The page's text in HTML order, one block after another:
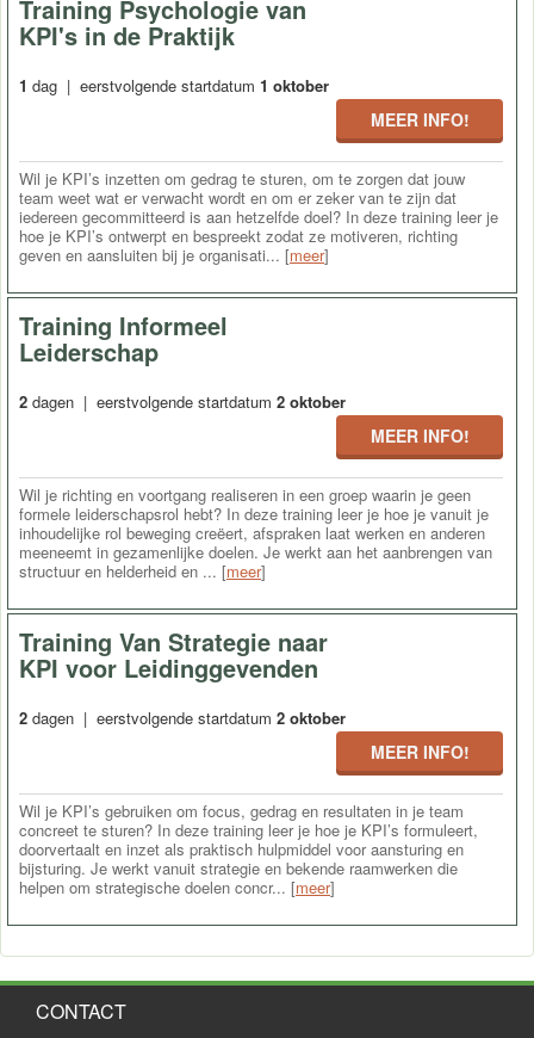
Training Psychologie van
KPI's in de Praktijk
1 dag | eerstvolgende startdatum 1 oktober
MEER INFO!
Wil je KPI’s inzetten om gedrag te sturen, om te zorgen dat jouw
team weet wat er verwacht wordt en om er zeker van te zijn dat
iedereen gecommitteerd is aan hetzelfde doel? In deze training leer je
hoe je KPI’s ontwerpt en bespreekt zodat ze motiveren, richting
geven en aansluiten bij je organisati... [meer]
Training Informeel
Leiderschap
2 dagen | eerstvolgende startdatum 2 oktober
MEER INFO!
Wil je richting en voortgang realiseren in een groep waarin je geen
formele leiderschapsrol hebt? In deze training leer je hoe je vanuit je
inhoudelijke rol beweging creëert, afspraken laat werken en anderen
meeneemt in gezamenlijke doelen. Je werkt aan het aanbrengen van
structuur en helderheid en ... [meer]
Training Van Strategie naar
KPI voor Leidinggevenden
2 dagen | eerstvolgende startdatum 2 oktober
MEER INFO!
Wil je KPI’s gebruiken om focus, gedrag en resultaten in je team
concreet te sturen? In deze training leer je hoe je KPI’s formuleert,
doorvertaalt en inzet als praktisch hulpmiddel voor aansturing en
bijsturing. Je werkt vanuit strategie en bekende raamwerken die
helpen om strategische doelen concr... [meer]
CONTACT